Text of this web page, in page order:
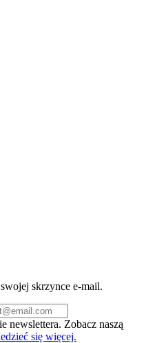
skrzynce e-mail.
newslettera. Zobacz naszą
się więcej.